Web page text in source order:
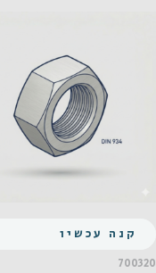
קנה עכשיו
700320